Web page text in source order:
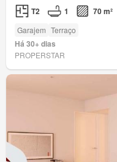
T2 1 70 m²
Garajem Terraço
Há 30+ dias
PROPERSTAR